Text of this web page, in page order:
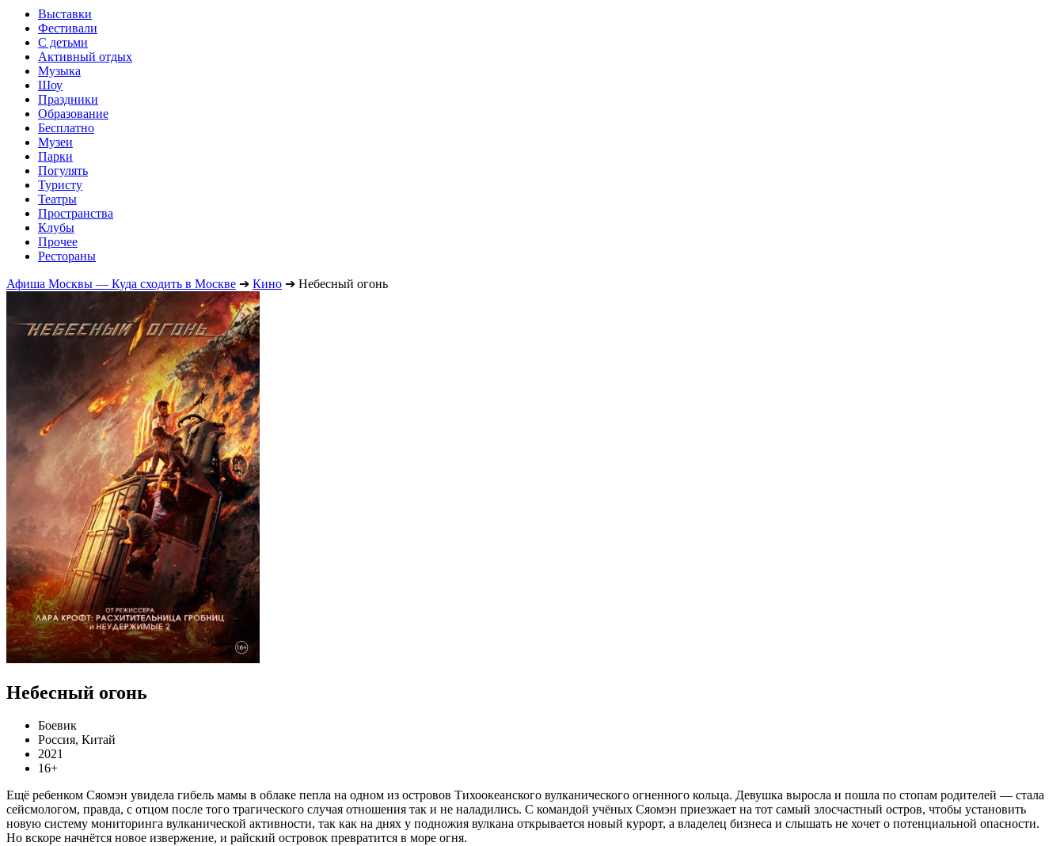
Выставки
Фестивали
С детьми
Активный отдых
Музыка
Шоу
Праздники
Образование
Бесплатно
Музеи
Парки
Погулять
Туристу
Театры
Пространства
Клубы
Прочее
Рестораны
Афиша Москвы — Куда сходить в Москве ➔ Кино ➔ Небесный огонь
Небесный огонь
Боевик
Россия, Китай
2021
16+
Ещё ребенком Сяомэн увидела гибель мамы в облаке пепла на одном из островов Тихоокеанского вулканического огненного кольца. Девушка выросла и пошла по стопам родителей — стала
сейсмологом, правда, с отцом после того трагического случая отношения так и не наладились. С командой учёных Сяомэн приезжает на тот самый злосчастный остров, чтобы установить
новую систему мониторинга вулканической активности, так как на днях у подножия вулкана открывается новый курорт, а владелец бизнеса и слышать не хочет о потенциальной опасности.
Но вскоре начнётся новое извержение, и райский островок превратится в море огня.